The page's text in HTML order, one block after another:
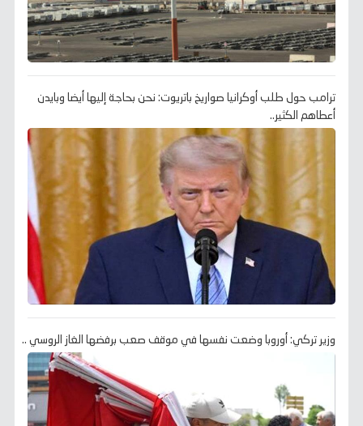
ترامب حول طلب أوكرانيا صواريخ باتريوت: نحن بحاجة إليها أيضا وبايدن
أعطاهم الكثير..
وزير تركي: أوروبا وضعت نفسها في موقف صعب برفضها الغاز الروسي ..